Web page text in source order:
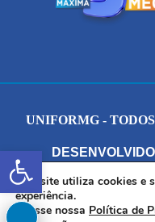
Abrir a barra de ferramentas
UNIFORMG -
AV. DR. ARNALDO
FORMIGA/
Este site utiliza cookies e
experiência.
Acesse nossa Política de